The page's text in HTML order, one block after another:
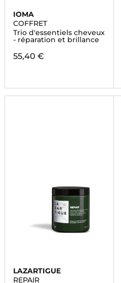
IOMA
COFFRET
Trio d'essentiels cheveux
- réparation et brillance
55,40 €
LAZARTIGUE
REPAIR